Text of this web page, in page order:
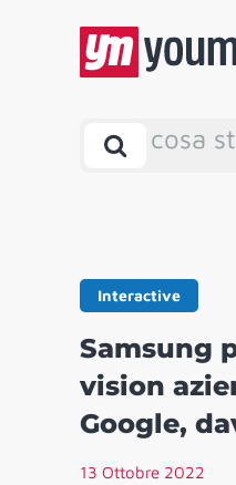
cosa
Interactive
Samsung
vision
Google,
13 Ottobre 2022